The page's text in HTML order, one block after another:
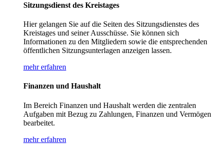
Sitzungsdienst des Kreistages
Hier gelangen Sie auf die Seiten des Sitzungsdienstes des
Kreistages und seiner Ausschüsse. Sie können sich
Informationen zu den Mitgliedern sowie die entsprechenden
öffentlichen Sitzungsunterlagen anzeigen lassen.
mehr erfahren
Finanzen und Haushalt
Im Bereich Finanzen und Haushalt werden die zentralen
Aufgaben mit Bezug zu Zahlungen, Finanzen und Vermögen
bearbeitet.
mehr erfahren